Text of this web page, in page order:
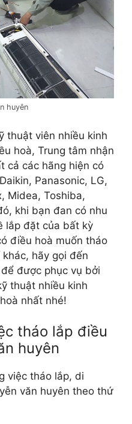
huyên
thuật viên nhiều kinh
hoà, Trung tâm nhận
cả các hãng hiện có
Panasonic, LG,
Midea, Toshiba,
khi bạn đan có nhu
lắp đặt của bất kỳ
điều hoà muốn tháo
hãy gọi đến
được phục vụ bởi
thuật nhiều kinh
nhất nhé!
tháo lắp điều
huyên
việc tháo lắp, di
văn huyên theo thứ